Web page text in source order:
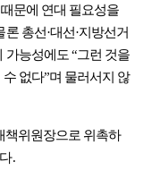
문에 연대 필요성을
총선·대선·지방선거
가능성에도 “그런 것을
없다”며 물러서지 않
책위원장으로 위촉하
.